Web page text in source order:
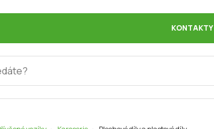
KONTAKTY